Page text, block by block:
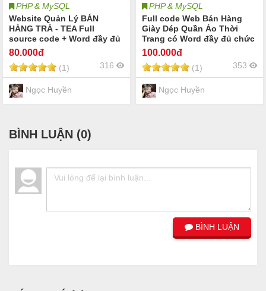
PHP & MySQL
Website Quản Lý BÁN
HÀNG TRÀ - TEA Full
source code + Word đầy đủ
chức năng giao diện đẹp sử
dụng PHP + MySql
80.000đ
(1) 316
Ngọc Huyền
PHP & MySQL
Full code Web Bán Hàng
Giày Dép Quần Áo Thời
Trang có Word đầy đủ chức
năng giao diện đẹp sử
dụng PHP + MySql
100.000đ
(1) 353
Ngọc Huyền
BÌNH LUẬN (0)
BÌNH LUẬN